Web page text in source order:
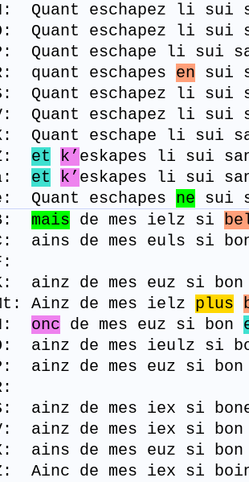
Quant eschapez li sui
Quant eschapez li sui
Quant eschape li sui
quant eschapes en sui
Quant eschapez li sui
Quant eschapez li sui
Quant eschape li sui
et k’ eskapes li sui
et k’ eskapes li sui
Quant eschapes ne sui
mais de mes ielz si
ains de mes euls si
ainz de mes euz si
Ainz de mes ielz plus
onc de mes euz si bon
ainz de mes ieulz si
ainz de mes euz si
ainz de mes iex si
ainz de mes iex si
ains de mes euz si
Ainc de mes iex si